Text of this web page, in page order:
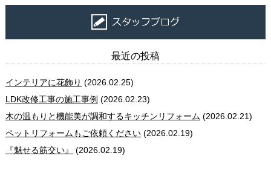
最近の投稿
インテリアに花飾り (2026.02.25)
LDK改修工事の施工事例 (2026.02.23)
木の温もりと機能美が調和するキッチンリフォーム (2026.02.21)
ペットリフォームもご依頼ください(2026.02.19)
『魅せる筋交い』
(2026.02.19)